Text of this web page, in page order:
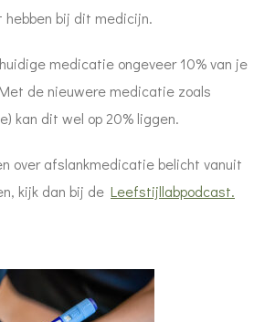
hebben bij dit medicijn.
medicatie ongeveer 10% van je
de nieuwere medicatie zoals
kan dit wel op 20% liggen.
over afslankmedicatie belicht vanuit
kijk dan bij de Leefstijllabpodcast.